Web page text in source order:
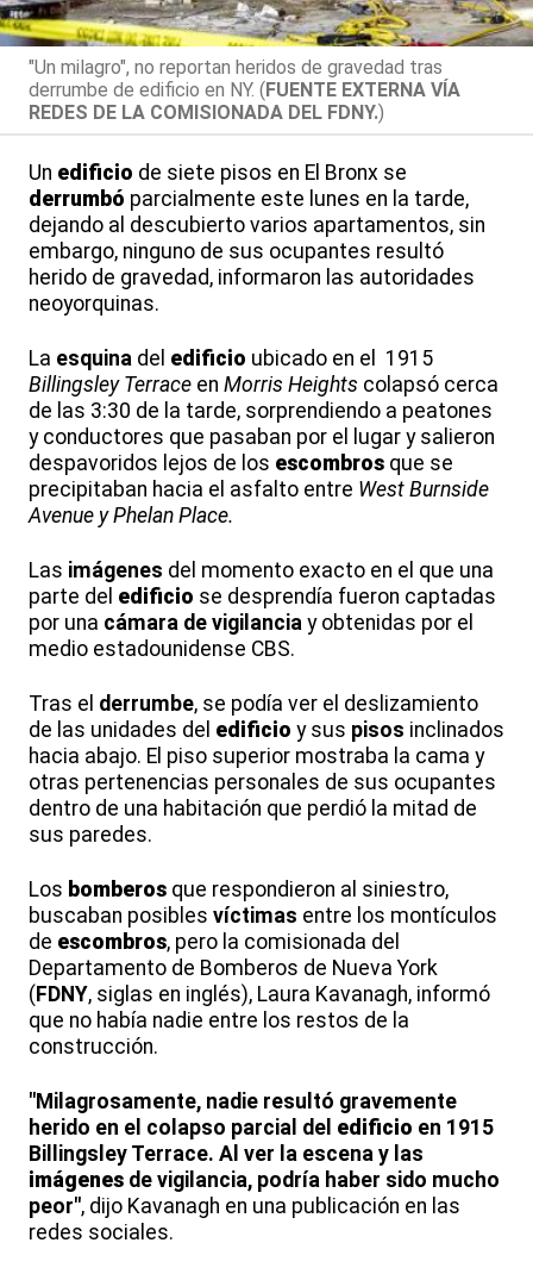
"Un milagro", no reportan heridos de gravedad tras
derrumbe de edificio en NY. (FUENTE EXTERNA VÍA
REDES DE LA COMISIONADA DEL FDNY.)
Un edificio de siete pisos en El Bronx se
derrumbó parcialmente este lunes en la tarde,
dejando al descubierto varios apartamentos, sin
embargo, ninguno de sus ocupantes resultó
herido de gravedad, informaron las autoridades
neoyorquinas.
La esquina del edificio ubicado en el 1915
Billingsley Terrace en Morris Heights colapsó cerca
de las 3:30 de la tarde, sorprendiendo a peatones
y conductores que pasaban por el lugar y salieron
despavoridos lejos de los escombros que se
precipitaban hacia el asfalto entre West Burnside
Avenue y Phelan Place.
Las imágenes del momento exacto en el que una
parte del edificio se desprendía fueron captadas
por una cámara de vigilancia y obtenidas por el
medio estadounidense CBS.
Tras el derrumbe, se podía ver el deslizamiento
de las unidades del edificio y sus pisos inclinados
hacia abajo. El piso superior mostraba la cama y
otras pertenencias personales de sus ocupantes
dentro de una habitación que perdió la mitad de
sus paredes.
Los bomberos que respondieron al siniestro,
buscaban posibles víctimas entre los montículos
de escombros, pero la comisionada del
Departamento de Bomberos de Nueva York
( FDNY, siglas en inglés), Laura Kavanagh, informó
que no había nadie entre los restos de la
construcción.
"Milagrosamente, nadie resultó gravemente
herido en el colapso parcial del edificio en 1915
Billingsley Terrace. Al ver la escena y las
imágenes de vigilancia, podría haber sido mucho
peor", dijo Kavanagh en una publicación en las
redes sociales.